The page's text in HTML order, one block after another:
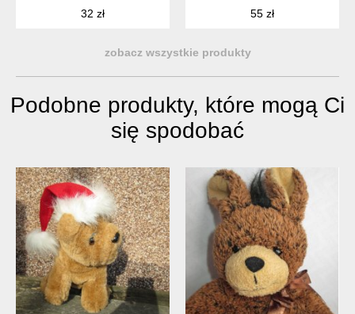
32 zł
55 zł
zobacz wszystkie produkty
Podobne produkty, które mogą Ci
się spodobać